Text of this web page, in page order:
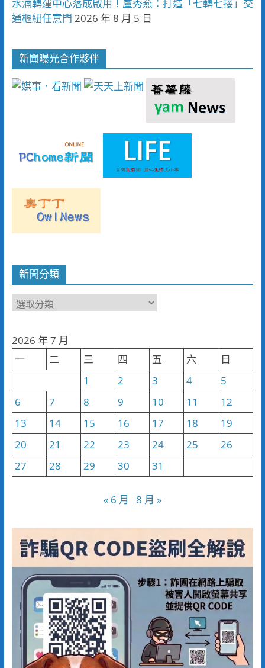
水湳轉運中心落成啟用！盧秀燕：打造「七轉七接」交
通樞紐任意門 2026 年 8 月 5 日
新聞曝光合作夥伴
新聞分類
新
類
2026 年 7 月
一
二 三 四 五 六
日
1
2 3 4
5
6
7 8 9 10 11
12
13
14 15 16 17 18
19
20
21 22 23 24 25
26
27
28 29 30 31
« 6 月 8 月 »